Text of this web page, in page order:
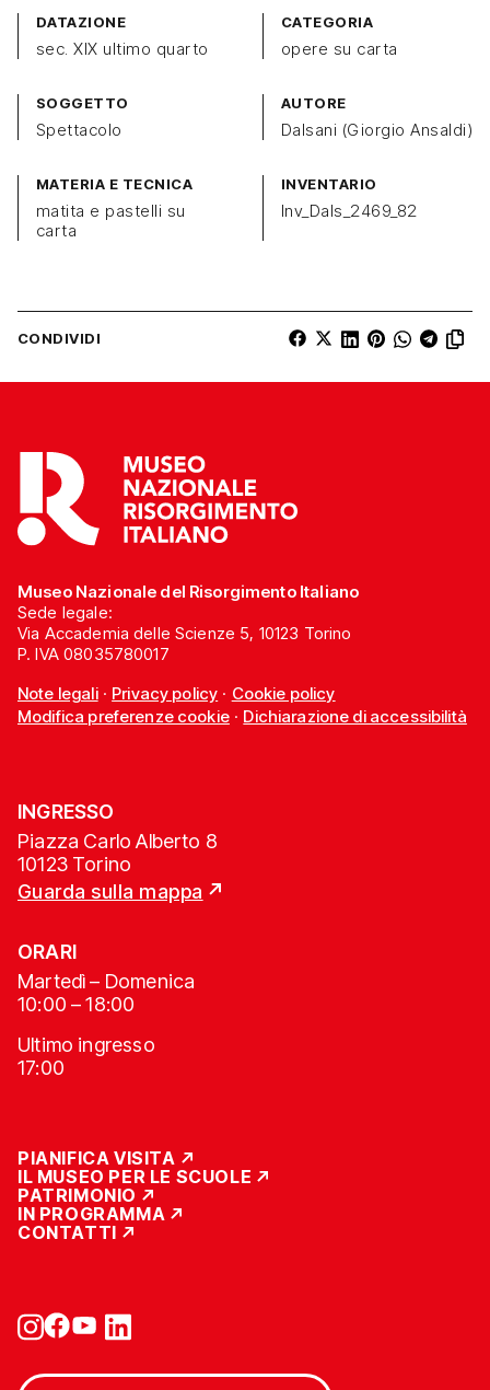
DATAZIONE
sec. XIX ultimo quarto
CATEGORIA
opere su carta
SOGGETTO
Spettacolo
AUTORE
Dalsani (Giorgio Ansaldi)
MATERIA E TECNICA
matita e pastelli su
carta
INVENTARIO
Inv_Dals_2469_82
CONDIVIDI
Museo Nazionale del Risorgimento Italiano
Sede legale:
Via Accademia delle Scienze 5, 10123 Torino
P. IVA 08035780017
Note legali· Privacy policy · Cookie policy
Modifica preferenze cookie· Dichiarazione di accessibilità
INGRESSO
Piazza Carlo Alberto 8
10123 Torino
Guarda sulla mappa
ORARI
Martedì – Domenica
10:00 – 18:00
Ultimo ingresso
17:00
PIANIFICA VISITA
IL MUSEO PER LE SCUOLE
PATRIMONIO
IN PROGRAMMA
CONTATTI